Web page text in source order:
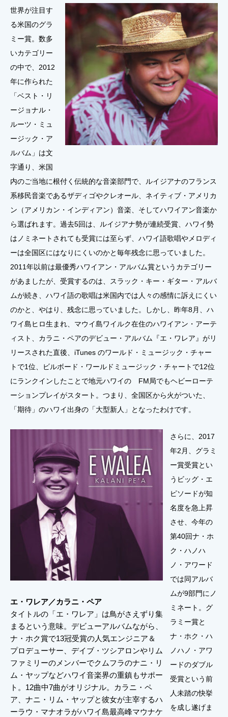
世界が注目す
る米国のグラ
ミー賞。数多
いカテゴリー
の中で、2012
年に作られた
「ベスト・リ
ージョナル・
ルーツ・ミュ
ージック・ア
ルバム」は文
字通り、米国
内のご当地に根付く伝統的な音楽部門で、ルイジアナのフランス
系移民音楽であるザディゴやクレオール、ネイティブ・アメリカ
ン（アメリカン・インディアン）音楽、そしてハワイアン音楽か
ら選ばれます。過去5回は、ルイジアナ勢が連続受賞、ハワイ勢
はノミネートされても受賞には至らず、ハワイ語歌唱やメロディ
ーは全国区にはなりにくいのかと毎年残念に思っていました。
2011年以前は最優秀ハワイアン・アルバム賞というカテゴリー
があましたが、受賞するのは、スラック・キー・ギター・アルバ
ムが続き、ハワイ語の歌唱は米国内では人々の感情に訴えにくい
のかと、やはり、残念に思っていました。しかし、昨年8月、ハ
ワイ島ヒロ生まれ、マウイ島ワイルク在住のハワイアン・アーテ
ィスト、カラニ・ペアのデビュー・アルバム『エ・ワレア』がリ
リースされた直後、iTunes のワールド・ミュージック・チャー
トで1位、ビルボード・ワールドミュージック・チャートで12位
にランクインしたことで地元ハワイの FM局でもヘビーローテ
ーションプレイがスタート。つまり、全国区から火がついた、
「期待」のハワイ出身の「大型新人」となったわけです。
エ・ワレア／カラニ・ペア
タイトルの「エ・ワレア」は鳥がさえずり集
まるという意味。デビューアルバムながら、
ナ・ホク賞で13冠受賞の人気エンジニア＆
プロデューサー、デイブ・ツシアロンやリム
ファミリーのメンバーでクムフラのナニ・リ
ム・ヤップなどハワイ音楽界の重鎮もサポー
ト。12曲中7曲がオリジナル。カラニ・ペ
ア、ナニ・リム・ヤップと彼女が主宰するハ
ーラウ・マナオラがハワイ島最高峰マウナケ
さらに、2017
年2月、グラミ
ー賞受賞とい
うビッグ・エ
ピソードが知
名度を急上昇
させ、今年の
第40回ナ・ホ
ク・ハノハ
ノ・アワード
では同アルバ
ムが9部門にノ
ミネート。グ
ラミー賞と
ナ・ホク・ハ
ノハノ・アワ
ードのダブル
受賞という前
人未踏の快挙
を成し遂げま